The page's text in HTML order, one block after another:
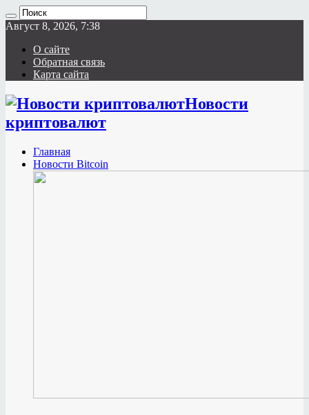
Август 8, 2026, 7:38
О сайте
Обратная связь
Карта сайта
Новости
криптовалют
Главная
Новости Bitcoin